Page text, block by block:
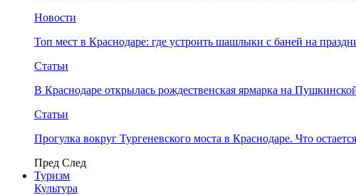
Новости
Топ мест в Краснодаре: где устроить шашлыки с баней на
Статьи
В Краснодаре открылась рождественская ярмарка на
Статьи
Прогулка вокруг Тургеневского моста в Краснодаре. Что
Пред След
Туризм
Культура